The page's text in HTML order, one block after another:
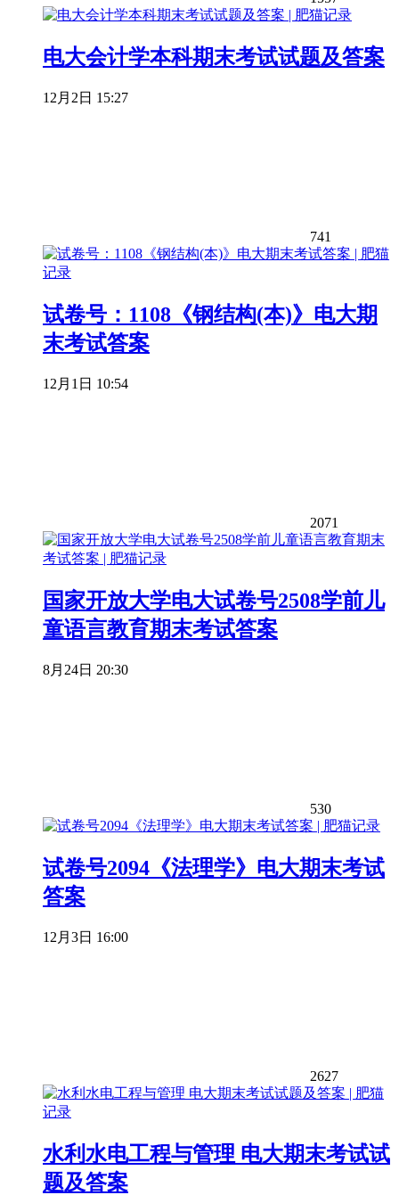
电大会计学本科期末考试试题及答案
12月2日 15:27
741
试卷号：1108《钢结构(本)》电大期
末考试答案
12月1日 10:54
2071
国家开放大学电大试卷号2508学前儿
童语言教育期末考试答案
8月24日 20:30
530
试卷号2094《法理学》电大期末考试
答案
12月3日 16:00
2627
水利水电工程与管理 电大期末考试试
题及答案